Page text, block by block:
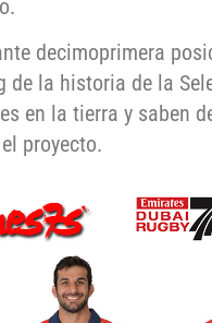
decimoprimera
la historia de la
en la tierra y saben
proyecto.